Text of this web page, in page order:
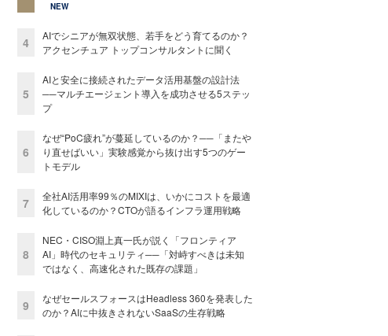
NEW
4
AIでシニアが無双状態、若手をどう育てるのか？
アクセンチュア トップコンサルタントに聞く
5
AIと安全に接続されたデータ活用基盤の設計法
──マルチエージェント導入を成功させる5ステッ
プ
6
なぜ“PoC疲れ”が蔓延しているのか？──「またや
り直せばいい」実験感覚から抜け出す5つのゲー
トモデル
7
全社AI活用率99％のMIXIは、いかにコストを最適
化しているのか？CTOが語るインフラ運用戦略
8
NEC・CISO淵上真一氏が説く「フロンティア
AI」時代のセキュリティ──「対峙すべきは未知
ではなく、高速化された既存の課題」
9
なぜセールスフォースはHeadless 360を発表した
のか？AIに中抜きされないSaaSの生存戦略